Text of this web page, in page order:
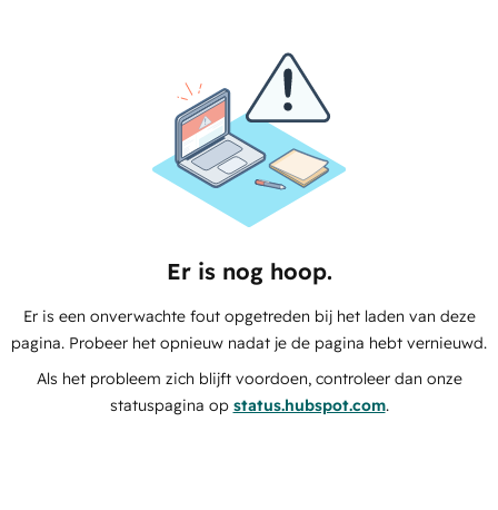
Er is nog hoop.
Er is een onverwachte fout opgetreden bij het laden van deze
pagina. Probeer het opnieuw nadat je de pagina hebt vernieuwd.
Als het probleem zich blijft voordoen, controleer dan onze
statuspagina op status.hubspot.com.